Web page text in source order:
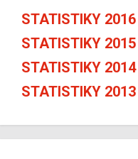
STATISTIKY 2016
STATISTIKY 2015
STATISTIKY 2014
STATISTIKY 2013